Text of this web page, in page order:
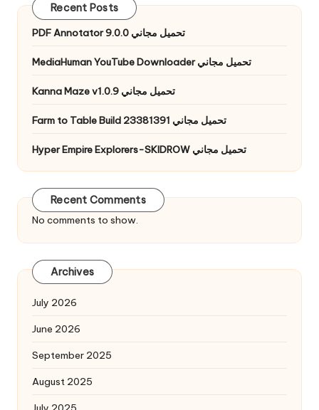
Recent Posts
PDF Annotator 9.0.0 تحميل مجاني
MediaHuman YouTube Downloader تحميل مجاني
Kanna Maze v1.0.9 تحميل مجاني
Farm to Table Build 23381391 تحميل مجاني
Hyper Empire Explorers-SKIDROW تحميل مجاني
Recent Comments
No comments to show.
Archives
July 2026
June 2026
September 2025
August 2025